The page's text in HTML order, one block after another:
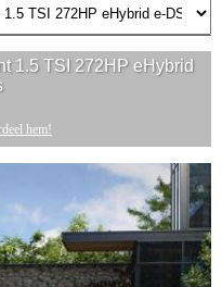
1.5 TSI 272HP eHybrid
hem!